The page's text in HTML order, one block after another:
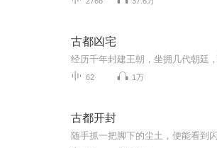
古都凶宅
62 1万
古都开封